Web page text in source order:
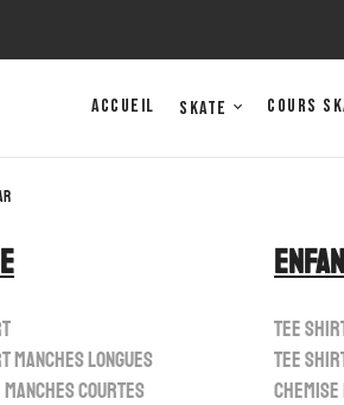
Accueil Skate Cours
manches longues
manches courtes
Tee
Tee